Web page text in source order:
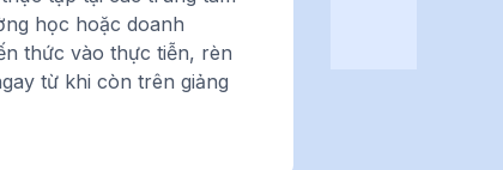
học hoặc doanh
thức vào thực tiễn, rèn
từ khi còn trên giảng